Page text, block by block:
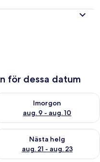
för dessa datum
aug. 8 - aug. 9
Imorgon
aug. 9 - aug. 10
tillgängligheten
här helgen aug. 14 - aug.
Nästa helg
aug. 21 - aug. 23
tillgängligheten